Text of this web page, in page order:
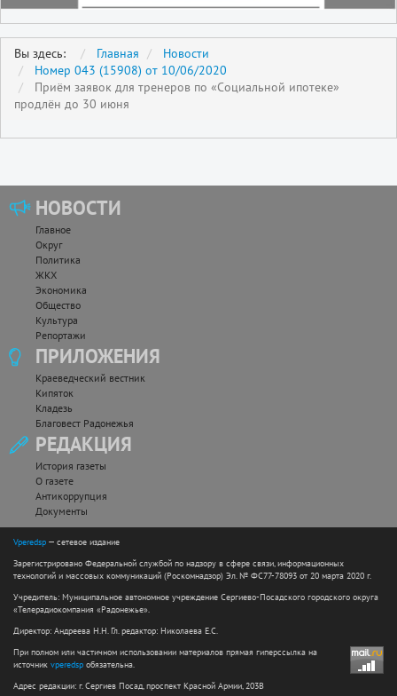
Вы здесь: Главная
Новости
Номер 043 (15908) от 10/06/2020
Приём заявок для тренеров по «Социальной ипотеке»
продлён до 30 июня
НОВОСТИ
Главное
Округ
Политика
ЖКХ
Экономика
Общество
Культура
Репортажи
ПРИЛОЖЕНИЯ
Краеведческий вестник
Кипяток
Кладезь
Благовест Радонежья
РЕДАКЦИЯ
История газеты
О газете
Антикоррупция
Документы
Vperedsp — сетевое издание
Зарегистрировано Федеральной службой по надзору в сфере связи, информационных
технологий и массовых коммуникаций (Роскомнадзор) Эл. № ФС77-78093 от 20 марта 2020 г.
Учредитель: Муниципальное автономное учреждение Сергиево-Посадского городского округа
«Телерадиокомпания «Радонежье».
Директор: Андреева Н.Н. Гл. редактор: Николаева Е.С.
При полном или частичном использовании материалов прямая гиперссылка на
источник vperedsp обязательна.
Адрес редакции: г. Сергиев Посад, проспект Красной Армии, 203В